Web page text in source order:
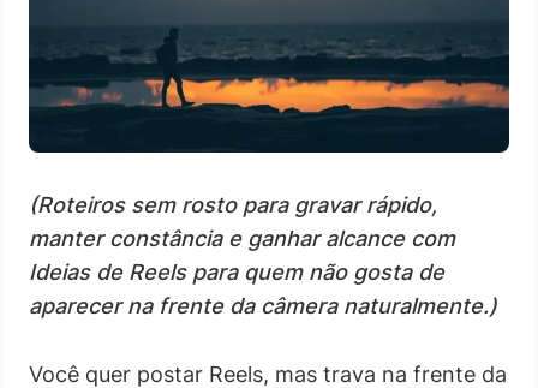
(Roteiros sem rosto para gravar rápido,
manter constância e ganhar alcance com
Ideias de Reels para quem não gosta de
aparecer na frente da câmera naturalmente.)
Você quer postar Reels, mas trava na frente da